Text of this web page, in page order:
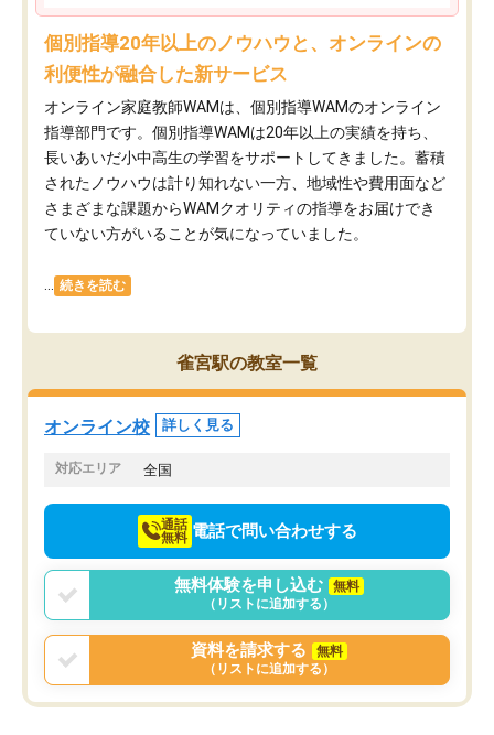
個別指導20年以上のノウハウと、オンラインの
利便性が融合した新サービス
オンライン家庭教師WAMは、個別指導WAMのオンライン
指導部門です。個別指導WAMは20年以上の実績を持ち、
長いあいだ小中高生の学習をサポートしてきました。蓄積
されたノウハウは計り知れない一方、地域性や費用面など
さまざまな課題からWAMクオリティの指導をお届けでき
ていない方がいることが気になっていました。
続きを読む
雀宮駅の教室一覧
オンライン校 詳しく見る
対応エリア 全国
通話
無料 電話で問い合わせする
無料体験を申し込む
無料
（リストに追加する）
資料を請求する
無料
（リストに追加する）